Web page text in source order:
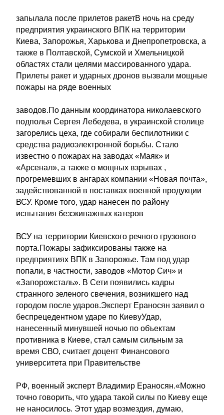
запылала после прилетов ракетВ ночь на среду
предприятия украинского ВПК на территории
Киева, Запорожья, Харькова и Днепропетровска, а
также в Полтавской, Сумской и Хмельницкой
областях стали целями массированного удара.
Прилеты ракет и ударных дронов вызвали мощные
пожары на ряде военных
заводов.По данным координатора николаевского
подполья Сергея Лебедева, в украинской столице
загорелись цеха, где собирали беспилотники с
средства радиоэлектронной борьбы. Стало
известно о пожарах на заводах «Маяк» и
«Арсенал», а также о мощных взрывах ,
прогремевших в ангарах компании «Новая почта»,
задействованной в поставках военной продукции
ВСУ. Кроме того, удар нанесен по району
испытания безэкипажных катеров
ВСУ на территории Киевского речного грузового
порта.Пожары зафиксированы также на
предприятиях ВПК в Запорожье. Там под удар
попали, в частности, заводов «Мотор Сич» и
«Запорожсталь». В Сети появились кадры
странного зеленого свечения, возникшего над
городом после ударов.Эксперт Ераносян заявил о
беспрецедентном ударе по КиевуУдар,
нанесенный минувшей ночью по объектам
противника в Киеве, стал самым сильным за
время СВО, считает доцент Финансового
университета при Правительстве
РФ, военный эксперт Владимир Ераносян.«Можно
точно говорить, что удара такой силы по Киеву еще
не наносилось. Этот удар возмездия, думаю,